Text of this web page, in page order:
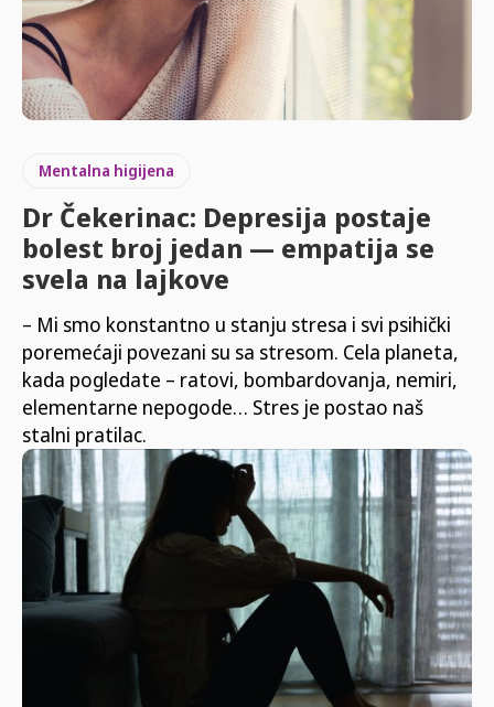
Mentalna higijena
Dr Čekerinac: Depresija postaje
bolest broj jedan — empatija se
svela na lajkove
– Mi smo konstantno u stanju stresa i svi psihički
poremećaji povezani su sa stresom. Cela planeta,
kada pogledate – ratovi, bombardovanja, nemiri,
elementarne nepogode… Stres je postao naš
stalni pratilac.